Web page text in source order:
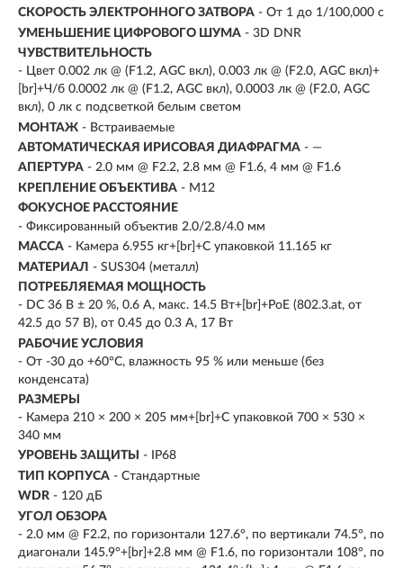
СКОРОСТЬ ЭЛЕКТРОННОГО ЗАТВОРА - От 1 до 1/100,000 с
УМЕНЬШЕНИЕ ЦИФРОВОГО ШУМА - 3D DNR
ЧУВСТВИТЕЛЬНОСТЬ
- Цвет 0.002 лк @ (F1.2, AGC вкл), 0.003 лк @ (F2.0, AGC вкл)+
[br]+Ч/б 0.0002 лк @ (F1.2, AGC вкл), 0.0003 лк @ (F2.0, AGC
вкл), 0 лк с подсветкой белым светом
МОНТАЖ - Встраиваемые
АВТОМАТИЧЕСКАЯ ИРИСОВАЯ ДИАФРАГМА - —
АПЕРТУРА - 2.0 мм @ F2.2, 2.8 мм @ F1.6, 4 мм @ F1.6
КРЕПЛЕНИЕ ОБЪЕКТИВА - M12
ФОКУСНОЕ РАССТОЯНИЕ
- Фиксированный объектив 2.0/2.8/4.0 мм
МАССА - Камера 6.955 кг+[br]+С упаковкой 11.165 кг
МАТЕРИАЛ - SUS304 (металл)
ПОТРЕБЛЯЕМАЯ МОЩНОСТЬ
- DC 36 В ± 20 %, 0.6 А, макс. 14.5 Вт+[br]+PoE (802.3.at, от
42.5 до 57 В), от 0.45 до 0.3 А, 17 Вт
РАБОЧИЕ УСЛОВИЯ
- От -30 до +60°C, влажность 95 % или меньше (без
конденсата)
РАЗМЕРЫ
- Камера 210 × 200 × 205 мм+[br]+С упаковкой 700 × 530 ×
340 мм
УРОВЕНЬ ЗАЩИТЫ
- IP68
ТИП КОРПУСА - Стандартные
WDR - 120 дБ
УГОЛ ОБЗОРА
- 2.0 мм @ F2.2, по горизонтали 127.6°, по вертикали 74.5°, по
диагонали 145.9°+[br]+2.8 мм @ F1.6, по горизонтали 108°, по